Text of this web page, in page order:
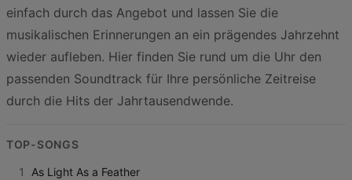
einfach durch das Angebot und lassen Sie die
musikalischen Erinnerungen an ein prägendes Jahrzehnt
wieder aufleben. Hier finden Sie rund um die Uhr den
passenden Soundtrack für Ihre persönliche Zeitreise
durch die Hits der Jahrtausendwende.
TOP-SONGS
1 As Light As a Feather